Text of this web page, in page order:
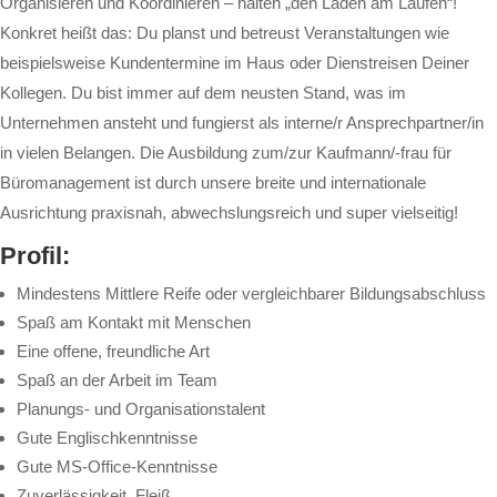
Konkret heißt das: Du planst und betreust Veranstaltungen wie
beispielsweise Kundentermine im Haus oder Dienstreisen Deiner
Kollegen. Du bist immer auf dem neusten Stand, was im
Unternehmen ansteht und fungierst als interne/r Ansprechpartner/in
in vielen Belangen. Die Ausbildung zum/zur Kaufmann/-frau für
Büromanagement ist durch unsere breite und internationale
Ausrichtung praxisnah, abwechslungsreich und super vielseitig!
Profil:
Mindestens Mittlere Reife oder vergleichbarer Bildungsabschluss
Spaß am Kontakt mit Menschen
Eine offene, freundliche Art
Spaß an der Arbeit im Team
Planungs- und Organisationstalent
Gute Englischkenntnisse
Gute MS-Office-Kenntnisse